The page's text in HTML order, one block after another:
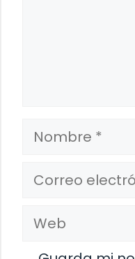
Nombre
Correo
electrónico
Web